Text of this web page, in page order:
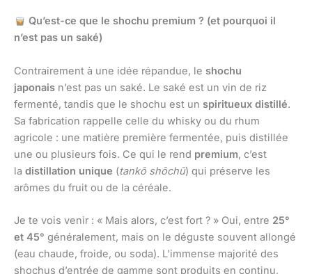
Qu’est-ce que le shochu premium ? (et pourquoi il
n’est pas un saké)
Contrairement à une idée répandue, le shochu
japonais n’est pas un saké. Le saké est un vin de riz
fermenté, tandis que le shochu est un spiritueux distillé.
Sa fabrication rappelle celle du whisky ou du rhum
agricole : une matière première fermentée, puis distillée
une ou plusieurs fois. Ce qui le rend premium, c’est
la distillation unique (tankō shōchū) qui préserve les
arômes du fruit ou de la céréale.
Je te vois venir : « Mais alors, c’est fort ? » Oui, entre 25°
et 45° généralement, mais on le déguste souvent allongé
(eau chaude, froide, ou soda). L’immense majorité des
shochus d’entrée de gamme sont produits en continu,